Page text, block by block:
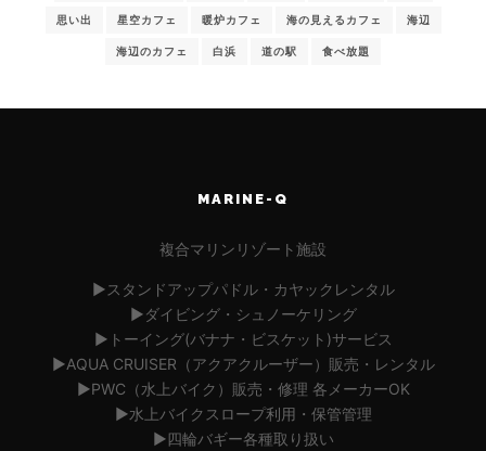
思い出 星空カフェ 暖炉カフェ 海の見えるカフェ 海辺
海辺のカフェ 白浜 道の駅 食べ放題
MARINE-Q
複合マリンリゾート施設
▶︎スタンドアップパドル・カヤックレンタル
▶︎ダイビング・シュノーケリング
▶︎トーイング(バナナ・ビスケット)サービス
▶︎AQUA CRUISER（アクアクルーザー）販売・レンタル
▶︎PWC（水上バイク）販売・修理 各メーカーOK
▶︎水上バイクスロープ利用・保管管理
▶︎四輪バギー各種取り扱い